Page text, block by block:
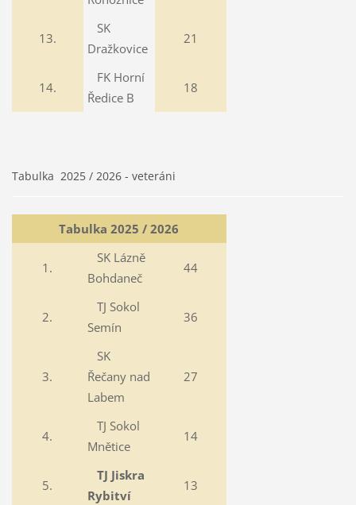
13.
SK
Dražkovice
21
14.
FK Horní
Ředice B
18
Tabulka 2025 / 2026 - veteráni
Tabulka 2025 / 2026
1.
SK Lázně
Bohdaneč
44
2.
TJ Sokol
Semín
36
3.
SK
Řečany nad
Labem
27
4.
TJ Sokol
Mnětice
14
5.
TJ Jiskra
Rybitví
13